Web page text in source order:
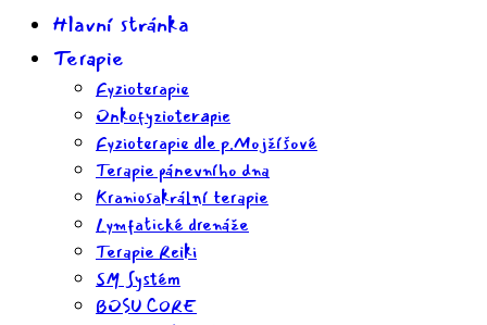
Hlavní stránka
Terapie
Fyzioterapie
Onkofyzioterapie
Fyzioterapie dle p.Mojžíšové
Terapie pánevního dna
Kraniosakrální terapie
Lymfatické drenáže
Terapie Reiki
SM Systém
BOSU CORE